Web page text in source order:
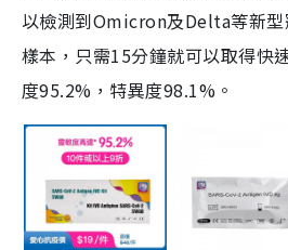
以檢測到Omicron及Delta等新
樣本，只需15分鐘就可以取得快
度95.2%，特異度98.1%。